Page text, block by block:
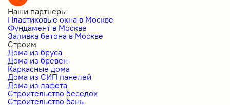
Наши партнеры
Пластиковые окна в Москве
Фундамент в Москве
Заливка бетона в Москве
Строим
Дома из бруса
Дома из бревен
Каркасные дома
Дома из СИП панелей
Дома из лафета
Строительство беседок
Строительство бань